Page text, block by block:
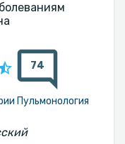
74
Пульмонология